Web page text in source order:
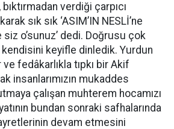
verdiği çarpıcı
sık sık ‘ASIM’IN NESLİ’ne
o’sunuz’ dedi. Doğrusu çok
kendisini keyifle dinledik. Yurdun
ve fedâkarlıkla tıpkı bir Akif
insanlarımızın mukaddes
çalışan muhterem hocamızı
bundan sonraki safhalarında
devam etmesini